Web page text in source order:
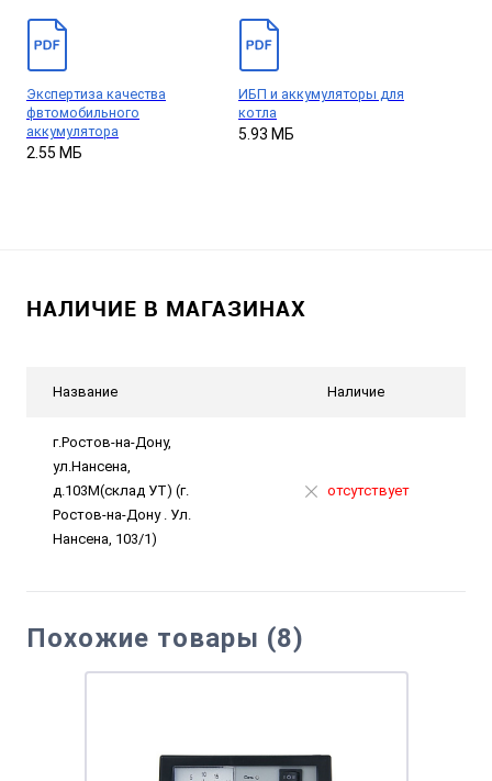
Экспертиза качества
фвтомобильного
аккумулятора
2.55 МБ
ИБП и аккумуляторы для
котла
5.93 МБ
НАЛИЧИЕ В МАГАЗИНАХ
Название Наличие
г.Ростов-на-Дону,
ул.Нансена,
д.103М(склад УТ) (г.
Ростов-на-Дону . Ул.
Нансена, 103/1)
отсутствует
Похожие товары (8)